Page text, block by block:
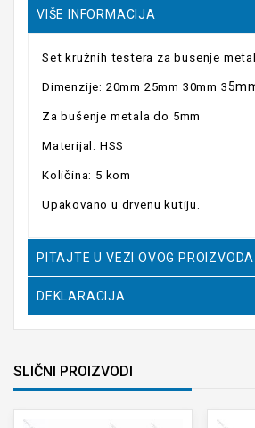
VIŠE INFORMACIJA
Set kružnih testera za busenje
Dimenzije: 20mm 25mm 30mm 3
Za bušenje metala do 5mm
Materijal: HSS
Količina: 5 kom
Upakovano u drvenu kutiju.
PITAJTE U VEZI OVOG PROIZVODA
DEKLARACIJA
SLIČNI PROIZVODI